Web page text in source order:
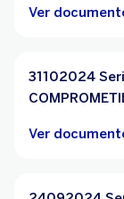
Ver
31102024
Ver